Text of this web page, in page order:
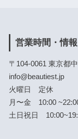
営業時間・情報
〒104-0061 東京都
info@beautiest.jp
火曜日 定休
月〜金 10:00
土日祝日